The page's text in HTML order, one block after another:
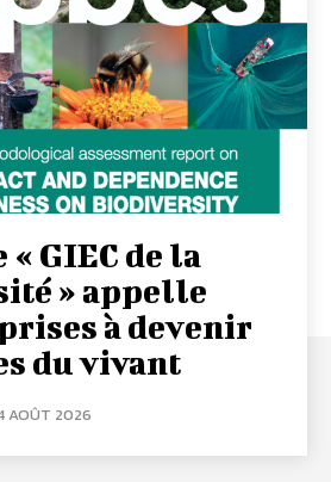
« GIEC de la
» appelle
à devenir
du vivant
AOÛT 2026